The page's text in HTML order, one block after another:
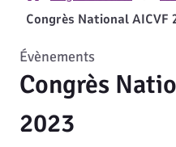
Congrès National AICVF
Congrès
2023
Évènements